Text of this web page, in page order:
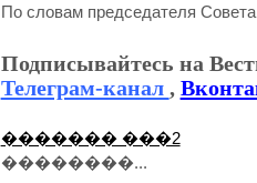
По словам председателя
Подписывайтесь на
Телеграм-канал ,
������� ���2
��������...